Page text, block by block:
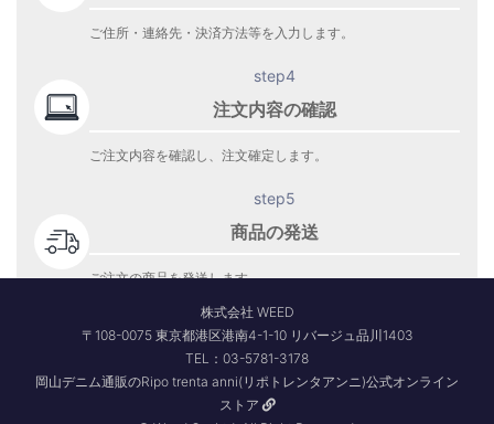
ご住所・連絡先・決済方法等を入力します。
step4
注文内容の確認
ご注文内容を確認し、注文確定します。
step5
商品の発送
ご注文の商品を発送します。
株式会社 WEED
〒108-0075 東京都港区港南4-1-10 リバージュ品川1403
TEL：03-5781-3178
岡山デニム通販のRipo trenta anni(リポトレンタアンニ)公式オンライン
ストア